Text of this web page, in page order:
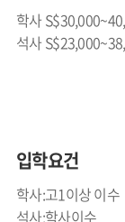
학사
석사
입학요건
학사:고1이상 이수
석사:학사이수